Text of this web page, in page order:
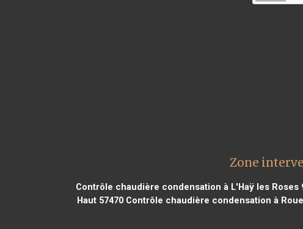
Zone
Contrôle chaudière condensation à L'Haÿ les Roses
Haut 57470Contrôle chaudière condensation à